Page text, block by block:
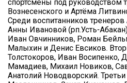
спортсмены под руководством
Вознесенского и Артёма
Среди воспитанников
Анны Ивановой (рп.Усть-
Иван Овчинников, Роман
Малыхин и Денис Евсиков.
Толстокоров, Иван Восипенко,
Мамадиев, Михаил Новиков,
Анатолий Новодворский.